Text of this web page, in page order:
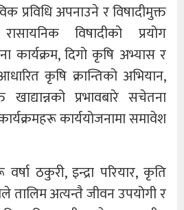
अपनाउने र विषादीमुक्त
विषादीको प्रयोग
कार्यक्रम, दिगो कृषि अभ्यास र
कृषि क्रान्तिको अभियान,
खाद्यान्नको प्रभावबारे सचेतना
कार्ययोजनामा समावेश
ठकुरी, इन्द्रा परियार, कृति
तालिम अत्यन्तै जीवन उपयोगी र